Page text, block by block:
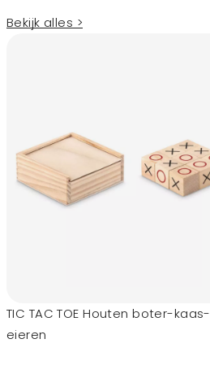
Bekijk alles >
TIC TAC TOE Houten boter-kaas-
eieren